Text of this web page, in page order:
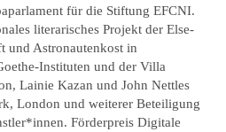
für die Stiftung EFCNI.
literarisches Projekt der Else-
und Astronautenkost in
Instituten und der Villa
Lainie Kazan und John Nettles
London und weiterer Beteiligung
Förderpreis Digitale